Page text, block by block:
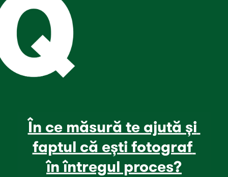
În ce măsură te ajută și
faptul că ești fotograf
în întregul proces?